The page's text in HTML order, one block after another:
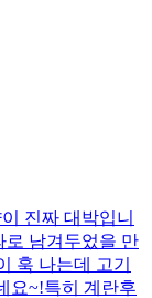
진짜 대박입니
로 남겨두었을 만
훅 나는데 고기
요~!특히 계란후